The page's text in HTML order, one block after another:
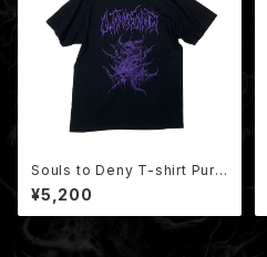
Souls to Deny T-shirt Purp
le（非売品ミニポスター付き）
¥5,200